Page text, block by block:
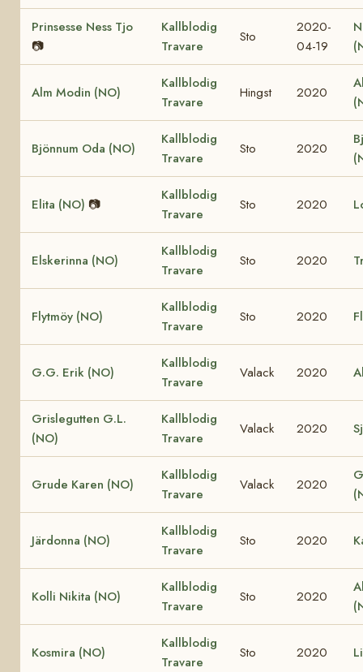
Prinsesse Ness Tjo
📷
Kallblodig
Travare
Sto
2020-
04-19
Alm Modin (NO)
Kallblodig
Travare
Hingst 2020
Bjönnum Oda (NO)
Kallblodig
Travare
Sto 2020
Elita (NO) 📷
Kallblodig
Travare
Sto 2020
Elskerinna (NO)
Kallblodig
Travare
Sto 2020
Flytmöy (NO)
Kallblodig
Travare
Sto 2020
G.G. Erik (NO)
Kallblodig
Travare
Valack 2020
Grislegutten G.L.
(NO)
Kallblodig
Travare
Valack 2020
Grude Karen (NO)
Kallblodig
Travare
Valack 2020
Järdonna (NO)
Kallblodig
Travare
Sto 2020
Kolli Nikita (NO)
Kallblodig
Travare
Sto 2020
Kosmira (NO)
Kallblodig
Travare
Sto 2020